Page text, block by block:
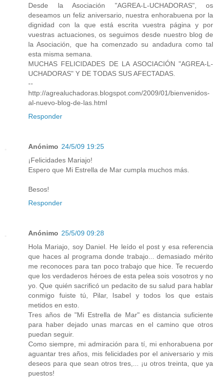
Desde la Asociación "AGREA-L-UCHADORAS", os
deseamos un feliz aniversario, nuestra enhorabuena por la
dignidad con la que está escrita vuestra página y por
vuestras actuaciones, os seguimos desde nuestro blog de
la Asociación, que ha comenzado su andadura como tal
esta misma semana.
MUCHAS FELICIDADES DE LA ASOCIACIÓN "AGREA-L-
UCHADORAS" Y DE TODAS SUS AFECTADAS.
--
http://agrealuchadoras.blogspot.com/2009/01/bienvenidos-
al-nuevo-blog-de-las.html
Responder
Anónimo 24/5/09 19:25
¡Felicidades Mariajo!
Espero que Mi Estrella de Mar cumpla muchos más.
Besos!
Responder
Anónimo 25/5/09 09:28
Hola Mariajo, soy Daniel. He leído el post y esa referencia
que haces al programa donde trabajo... demasiado mérito
me reconoces para tan poco trabajo que hice. Te recuerdo
que los verdaderos héroes de esta pelea sois vosotros y no
yo. Que quién sacrificó un pedacito de su salud para hablar
conmigo fuiste tú, Pilar, Isabel y todos los que estais
metidos en esto.
Tres años de "Mi Estrella de Mar" es distancia suficiente
para haber dejado unas marcas en el camino que otros
puedan seguir.
Como siempre, mi admiración para tí, mi enhorabuena por
aguantar tres años, mis felicidades por el aniversario y mis
deseos para que sean otros tres,... ¡u otros treinta, que ya
puestos!